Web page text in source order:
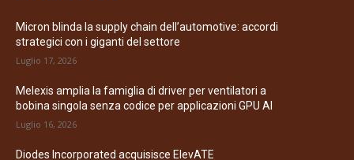
Micron blinda la supply chain dell’automotive: accordi
strategici con i giganti del settore
Luglio 17, 2026
Melexis amplia la famiglia di driver per ventilatori a
bobina singola senza codice per applicazioni GPU AI
Luglio 16, 2026
Diodes Incorporated acquisisce ElevATE